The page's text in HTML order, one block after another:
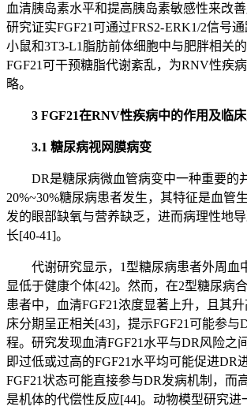
血清胰岛素水平和提高胰岛素敏感性来改善
研究证实FGF21可通过FRS2- ERK1/2信号
小鼠和3T3-L1脂肪前体细胞中与肥胖相关的
FGF21可干预糖脂代谢紊乱，为RNV性疾
略。
3 FGF21在RNV性疾病中的作用及临床
3.1 糖尿病视网膜病变
DR是糖尿病微血管病变中一种重要的
20%~30%糖尿病患者发生，其特征是血管
发的眼部缺氧与营养缺乏，进而病理性地
长[40-41]。
代谢研究显示，1型糖尿病患者外周血
显低于健康个体[42]。然而，在2型糖尿病
患者中，血清FGF21浓度显著上升，且其
床分期呈正相关[43]，提示FGF21可能参与
程。研究发现血清FGF21水平与DR风险之
即过低或过高的FGF21水平均可能促进DR
FGF21状态可能直接参与DR发病机制，而
是机体的代偿性反应[44]。动物模型研究进